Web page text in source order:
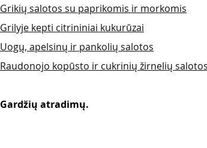
Grikių salotos su paprikomis ir morkomis
Grilyje kepti citrininiai kukurūzai
Uogų, apelsinų ir pankolių salotos
Raudonojo kopūsto ir cukrinių žirnelių salotos
Gardžių atradimų.